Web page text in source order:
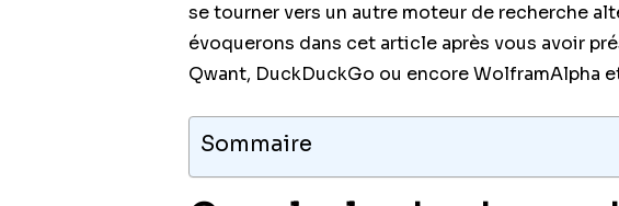
se tourner vers un autre moteur de recherche
évoquerons dans cet article après vous avoir
Qwant, DuckDuckGo ou encore WolframAlpha
Sommaire